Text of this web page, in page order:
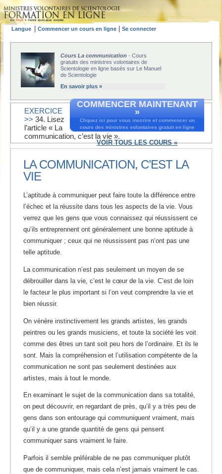
Langue Commencer un cours en ligne Se connecter
Cours La communication - Cours
gratuits des ministres volontaires de
Scientologie en ligne basés sur Le Manuel
de Scientologie
En savoir plus »
COMMENCER MAINTENANT
»
Cliquez ici pour vous inscrire et commencer un
cours des ministres volontaires gratuit en ligne
VOIR TOUS LES COURS »
EXERCICE
>> 34. Lisez
l’article « La
communication, c’est la vie ».
LA COMMUNICATION, C’EST LA
VIE
L’aptitude à communiquer peut faire toute la différence entre
l’échec et la réussite dans tous les aspects de la vie. Vous
verrez que les gens que vous connaissez qui réussissent ce
qu’ils entreprennent ont généralement une bonne aptitude à
communiquer ; ceux qui ne réussissent pas n’ont pas une
telle aptitude.
La communication n’est pas seulement un moyen de se
débrouiller dans la vie, c’est le cœur de la vie. C’est de loin
le facteur le plus important si l’on veut comprendre la vie et
bien réussir.
On vénère instinctivement les grands artistes, les grands
peintres ou les grands musiciens, et toute la société les voit
comme des êtres un tant soit peu hors de l’ordinaire. Et ils le
sont. Mais la compréhension et l’utilisation compétente de la
communication ne sont pas seulement destinées aux
artistes, mais à tout le monde.
En examinant le sujet de la communication dans sa totalité,
on peut découvrir, en regardant de près, qu’il y a très peu de
gens dans son entourage qui communiquent vraiment, mais
qu’il y a une grande quantité de gens qui pensent
communiquer sans vraiment le faire.
Parfois il semble préférable de ne pas communiquer plutôt
que de communiquer, mais cela n’est jamais vraiment le cas.